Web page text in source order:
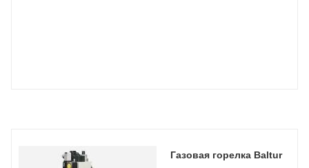
Газовая горелка Baltur